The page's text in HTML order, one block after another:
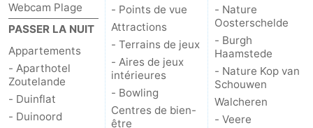
Webcam Plage
PASSER LA NUIT
Appartements
- Aparthotel
Zoutelande
- Duinflat
- Duinoord
- Points de vue
Attractions
- Terrains de jeux
- Aires de jeux
intérieures
- Bowling
Centres de bien-
être
- Nature
Oosterschelde
- Burgh
Haamstede
- Nature Kop van
Schouwen
Walcheren
- Veere